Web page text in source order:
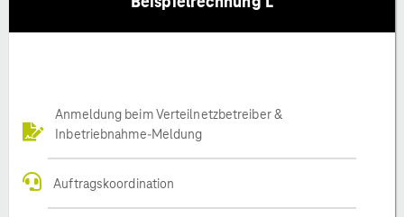
Anmeldung beim Verteilnetzbetreiber &
Inbetriebnahme-Meldung
Auftragskoordination